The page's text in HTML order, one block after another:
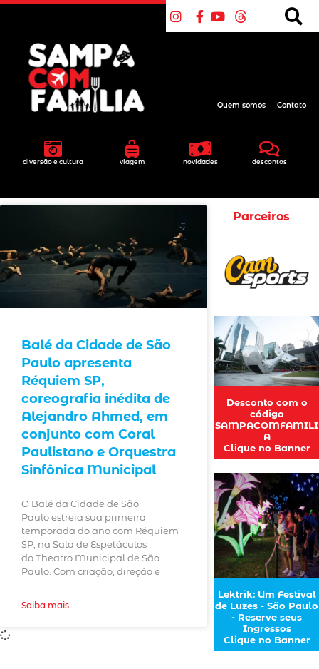
diversão e cultura viagem novidades descontos
Quem somos Contato
Balé da Cidade de São
Paulo apresenta
Réquiem SP,
coreografia inédita de
Alejandro Ahmed, em
conjunto com Coral
Paulistano e Orquestra
Sinfônica Municipal
O Balé da Cidade de São
Paulo estreia sua primeira
temporada do ano com Réquiem
SP, na Sala de Espetáculos
do Theatro Municipal de São
Paulo. Com criação, direção e
Saiba mais
Parceiros
Desconto com o
código
SAMPACOMFAMILI
A
Clique no Banner
Lektrik: Um Festival
de Luzes - São Paulo
- Reserve seus
Ingressos
Clique no Banner